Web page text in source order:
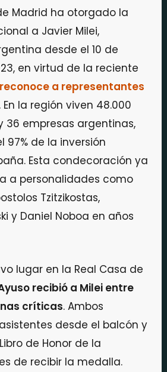
Madrid ha otorgado la
a Javier Milei,
desde el 10 de
en virtud de la reciente
a representantes
. En la región viven 48.000
36 empresas argentinas,
97% de la inversión
Esta condecoración ya
a personalidades como
Tzitzikostas,
y Daniel Noboa en años
lugar en la Real Casa de
recibió a Milei entre
críticas. Ambos
desde el balcón y
de Honor de la
de recibir la medalla.